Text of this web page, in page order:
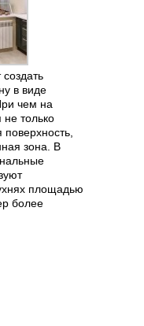
в виде
чем на
только
зона. В
площадью
более